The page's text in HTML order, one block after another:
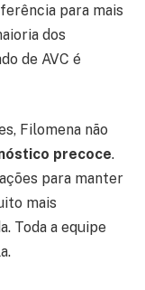
para mais
dos
de AVC é
Filomena não
precoce.
para manter
mais
Toda a equipe